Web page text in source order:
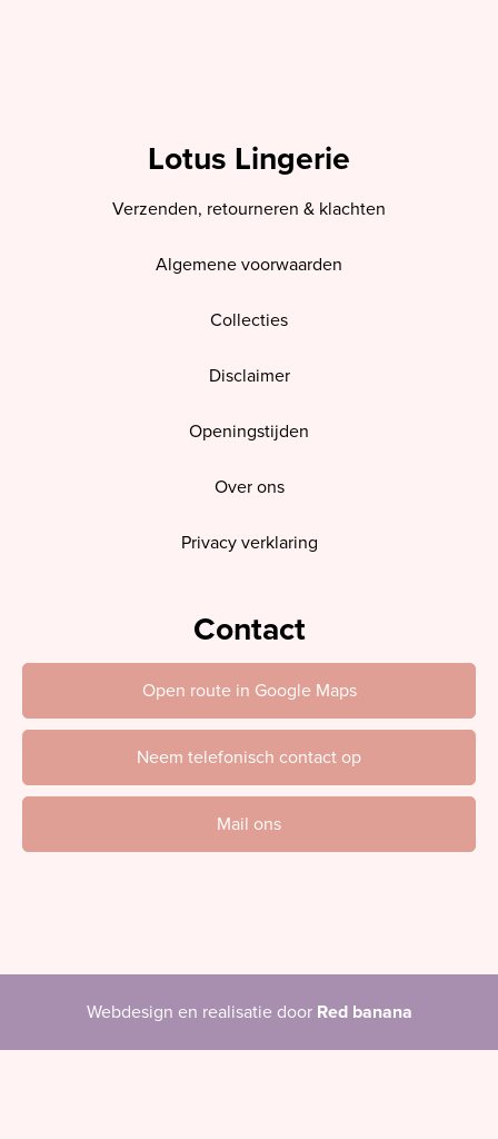
Lotus Lingerie
Verzenden, retourneren & klachten
Algemene voorwaarden
Collecties
Disclaimer
Openingstijden
Over ons
Privacy verklaring
Contact
Open route in Google Maps
Neem telefonisch contact op
Mail ons
Webdesign en realisatie door Red banana